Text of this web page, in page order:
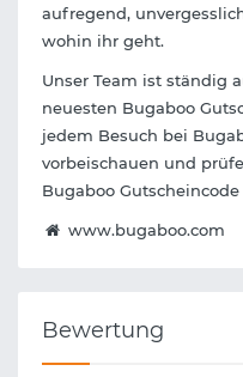
aufregend,
wohin ihr geht.
Unser Team ist ständig
neuesten Bugaboo
jedem Besuch bei
vorbeischauen und
Bugaboo
www.bugaboo.com
Bewertung